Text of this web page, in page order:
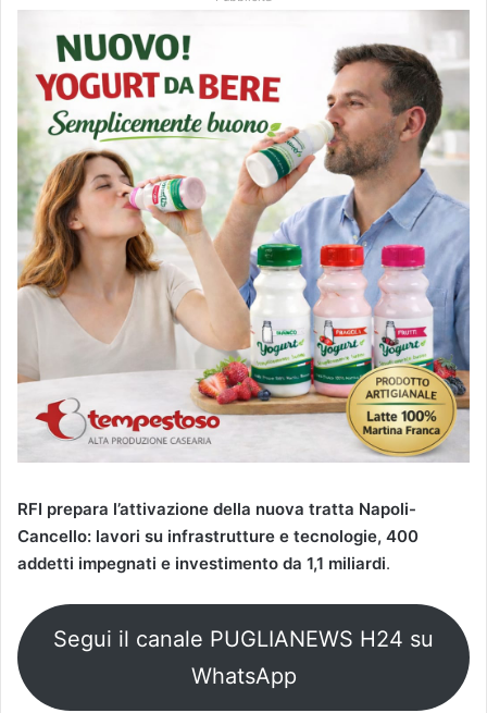
RFI prepara l’attivazione della nuova tratta Napoli-
Cancello: lavori su infrastrutture e tecnologie, 400
addetti impegnati e investimento da 1,1 miliardi.
Segui il canale PUGLIANEWS H24 su
WhatsApp